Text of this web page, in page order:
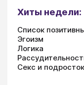
Хиты недели:
Список
Эгоизм
Логика
Секс и подросток